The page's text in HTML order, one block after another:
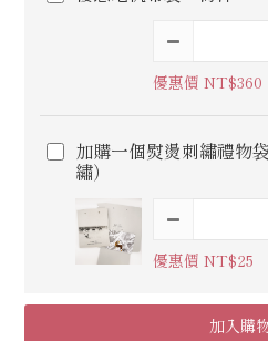
優惠價 NT$360
加購一個熨燙刺繡禮物
繡）
優惠價 NT$25
加入購